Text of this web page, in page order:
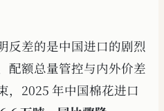
反差的是中国进口的剧烈
配额总量管控与内外价差
，2025 年中国棉花进口